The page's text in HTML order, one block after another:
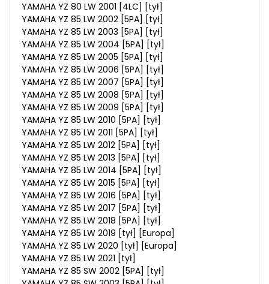
YAMAHA YZ 80 LW 2001 [4LC] [tył]
YAMAHA YZ 85 LW 2002 [5PA] [tył]
YAMAHA YZ 85 LW 2003 [5PA] [tył]
YAMAHA YZ 85 LW 2004 [5PA] [tył]
YAMAHA YZ 85 LW 2005 [5PA] [tył]
YAMAHA YZ 85 LW 2006 [5PA] [tył]
YAMAHA YZ 85 LW 2007 [5PA] [tył]
YAMAHA YZ 85 LW 2008 [5PA] [tył]
YAMAHA YZ 85 LW 2009 [5PA] [tył]
YAMAHA YZ 85 LW 2010 [5PA] [tył]
YAMAHA YZ 85 LW 2011 [5PA] [tył]
YAMAHA YZ 85 LW 2012 [5PA] [tył]
YAMAHA YZ 85 LW 2013 [5PA] [tył]
YAMAHA YZ 85 LW 2014 [5PA] [tył]
YAMAHA YZ 85 LW 2015 [5PA] [tył]
YAMAHA YZ 85 LW 2016 [5PA] [tył]
YAMAHA YZ 85 LW 2017 [5PA] [tył]
YAMAHA YZ 85 LW 2018 [5PA] [tył]
YAMAHA YZ 85 LW 2019 [tył] [Europa]
YAMAHA YZ 85 LW 2020 [tył] [Europa]
YAMAHA YZ 85 LW 2021 [tył]
YAMAHA YZ 85 SW 2002 [5PA] [tył]